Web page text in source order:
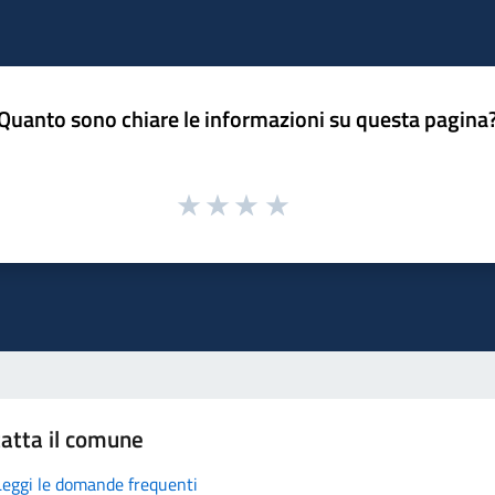
sono chiare le informazioni su questa
il comune
le domande frequenti